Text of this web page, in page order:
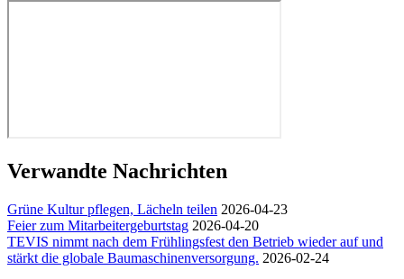
Verwandte Nachrichten
Grüne Kultur pflegen, Lächeln teilen 2026-04-23
Feier zum Mitarbeitergeburtstag 2026-04-20
TEVIS nimmt nach dem Frühlingsfest den Betrieb wieder auf und
stärkt die globale Baumaschinenversorgung. 2026-02-24